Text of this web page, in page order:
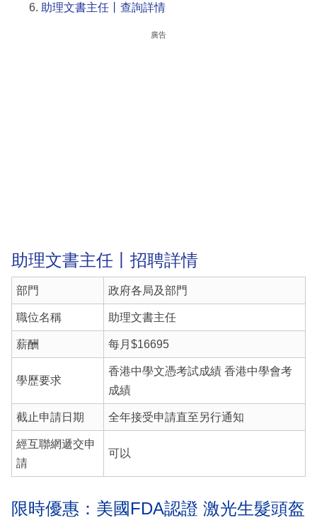
助理文書主任丨查詢詳情
廣告
助理文書主任丨招聘詳情
部門 政府各局及部門
職位名稱 助理文書主任
薪酬 每月$16695
學歷要求
香港中學文憑考試成績 香港中學會考
成績
截止申請日期 全年接受申請直至另行通知
經互聯網遞交申
請
可以
限時優惠：美國FDA認證 激光生髮頭盔